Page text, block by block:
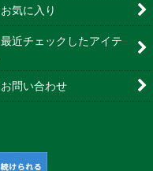
お気に入り
最近チェックしたアイテ
お問い合わせ